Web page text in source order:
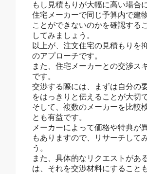
もし見積もりが大幅に高い場合
住宅メーカーで同じ予算内で建
ことができないのかを確認する
してみましょう。
以上が、注文住宅の見積もりを
のアプローチです。
また、住宅メーカーとの交渉ス
です。
交渉する際には、まずは自分の
をはっきりと伝えることが大切で
そして、複数のメーカーを比較
とも有益です。
メーカーによって価格や特典が
もありますので、リサーチして
う。
また、具体的なリクエストがあ
は、それを交渉材料にすること